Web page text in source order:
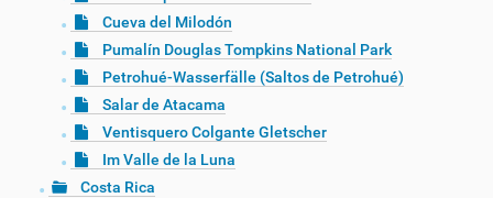
Cueva del Milodón
Pumalín Douglas Tompkins National Park
Petrohué-Wasserfälle (Saltos de Petrohué)
Salar de Atacama
Ventisquero Colgante Gletscher
Im Valle de la Luna
Costa Rica